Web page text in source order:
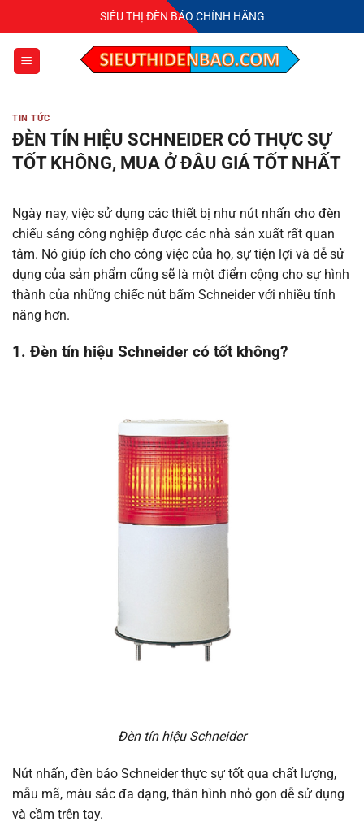
qua
nội
dung
SIÊU THỊ ĐÈN BÁO CHÍNH HÃNG
TIN TỨC
ĐÈN TÍN HIỆU SCHNEIDER CÓ THỰC SỰ
TỐT KHÔNG, MUA Ở ĐÂU GIÁ TỐT NHẤT
Ngày nay, việc sử dụng các thiết bị như nút nhấn cho đèn
chiếu sáng công nghiệp được các nhà sản xuất rất quan
tâm. Nó giúp ích cho công việc của họ, sự tiện lợi và dễ sử
dụng của sản phẩm cũng sẽ là một điểm cộng cho sự hình
thành của những chiếc nút bấm Schneider với nhiều tính
năng hơn.
1. Đèn tín hiệu Schneider có tốt không?
Đèn tín hiệu Schneider
Nút nhấn, đèn báo Schneider thực sự tốt qua chất lượng,
mẫu mã, màu sắc đa dạng, thân hình nhỏ gọn dễ sử dụng
và cầm trên tay.